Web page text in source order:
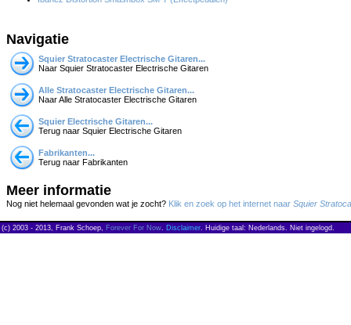
Navigatie
Squier Stratocaster Electrische Gitaren...
Naar Squier Stratocaster Electrische Gitaren
Alle Stratocaster Electrische Gitaren...
Naar Alle Stratocaster Electrische Gitaren
Squier Electrische Gitaren...
Terug naar Squier Electrische Gitaren
Fabrikanten...
Terug naar Fabrikanten
Meer informatie
Nog niet helemaal gevonden wat je zocht? Klik en zoek op het internet naar Squier
(c) 2003 - 2013, Frank Schoep, Forever For Now. Disclaimer. Huidige taal: Nederlands. Niet ingelogd.